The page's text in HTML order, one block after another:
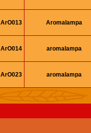
ArO013 Aromalampa
ArO014 aromalampa
ArO023 aromalampa